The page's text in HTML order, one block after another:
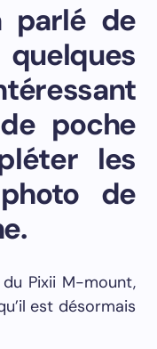
parlé de
poche
les
de
du Pixii M-mount,
est désormais